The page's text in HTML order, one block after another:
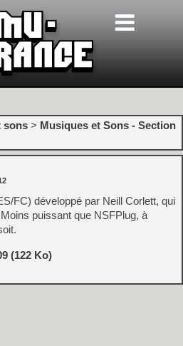
sons > Musiques et Sons - Section
FC) développé par Neill Corlett, qui
puissant que NSFPlug, à
(122 Ko)